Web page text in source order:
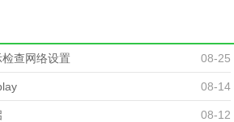
08-25
查网络设置
08-14
08-12